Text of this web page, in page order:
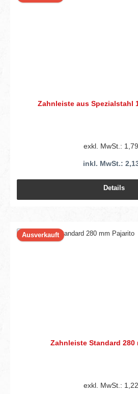
Zahnleiste aus Spezialstahl
exkl. MwSt.:
inkl. MwSt.:
Details
Ausverkauft
Zahnleiste Standard 280
exkl. MwSt.: